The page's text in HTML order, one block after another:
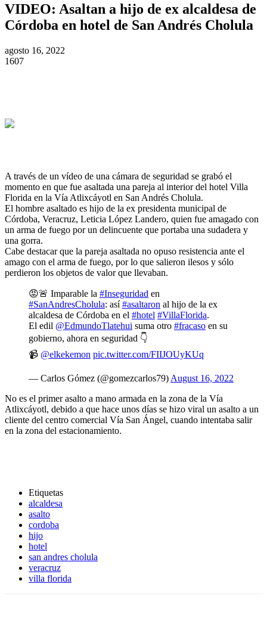
VIDEO: Asaltan a hijo de ex alcaldesa de
Córdoba en hotel de San Andrés Cholula
agosto 16, 2022
1607
A través de un vídeo de una cámara de seguridad se grabó el
momento en que fue asaltada una pareja al interior del hotel Villa
Florida en la Vía Atlixcáyotl en San Andrés Cholula.
El hombre asaltado es hijo de la ex presidenta municipal de
Córdoba, Veracruz, Leticia López Landero, quien fue amagado con
un arma de fuego por un delincuente que portaba una sudadera y
una gorra.
Cabe destacar que la pareja asaltada no opuso resistencia ante el
amago con el arma de fuego, por lo que salieron ilesos y sólo
perdieron los objetos de valor que llevaban.
😡🚨 Imparable la #Inseguridad en
#SanAndresCholula: así#asaltaron al hijo de la ex
alcaldesa de Córdoba en el #hotel #VillaFlorida.
El edil @EdmundoTlatehui suma otro #fracaso en su
gobierno, ahora en seguridad 👇
📹 @elkekemon pic.twitter.com/FIIJOUyKUq
— Carlos Gómez (@gomezcarlos79) August 16, 2022
No es el primer asalto a mano armada en la zona de la Vía
Atlixcáyotl, debido a que hace unos días se hizo viral un asalto a un
cliente del centro comercial Vía San Ángel, cuando intentaba salir
en la zona del estacionamiento.
Etiquetas
alcaldesa
asalto
cordoba
hijo
hotel
san andres cholula
veracruz
villa florida